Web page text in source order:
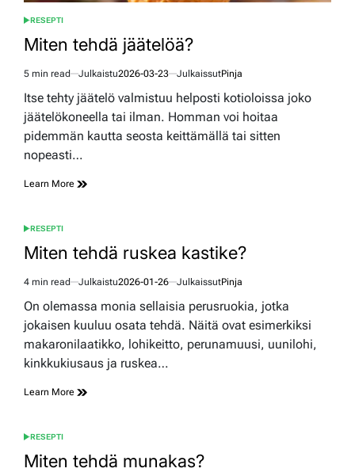
POSTED
IN
RESEPTI
Miten tehdä jäätelöä?
Estimated
read
5 min read Julkaistu2026-03-23 JulkaissutPinja
Itse tehty jäätelö valmistuu helposti kotioloissa joko
jäätelökoneella tai ilman. Homman voi hoitaa
pidemmän kautta seosta keittämällä tai sitten
nopeasti…
Learn More
POSTED
IN
RESEPTI
Miten tehdä ruskea kastike?
Estimated
read
4 min read Julkaistu2026-01-26 JulkaissutPinja
On olemassa monia sellaisia perusruokia, jotka
jokaisen kuuluu osata tehdä. Näitä ovat esimerkiksi
makaronilaatikko, lohikeitto, perunamuusi, uunilohi,
kinkkukiusaus ja ruskea…
Learn More
POSTED
IN
RESEPTI
Miten tehdä munakas?